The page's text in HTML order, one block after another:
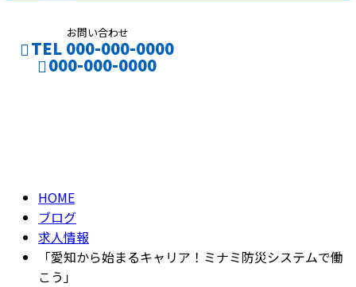
お問い合わせ
TEL 000-000-0000
000-000-0000
HOME
ブログ
求人情報
「愛知から始まるキャリア！ミナミ防災システムで働
こう」